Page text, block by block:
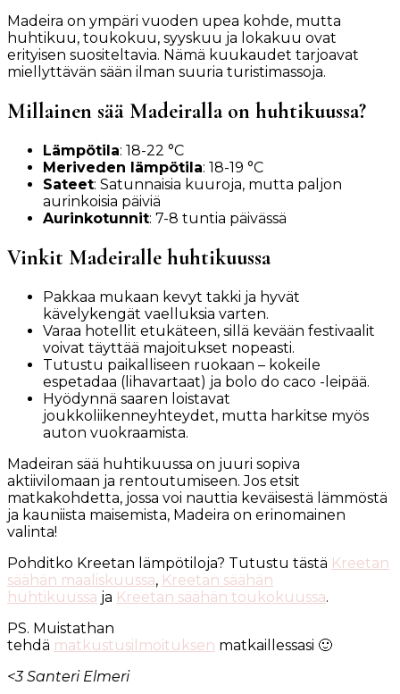
Madeira on ympäri vuoden upea kohde, mutta
huhtikuu, toukokuu, syyskuu ja lokakuu ovat
erityisen suositeltavia. Nämä kuukaudet tarjoavat
miellyttävän sään ilman suuria turistimassoja.
Millainen sää Madeiralla on huhtikuussa?
Lämpötila: 18-22 °C
Meriveden lämpötila: 18-19 °C
Sateet: Satunnaisia kuuroja, mutta paljon
aurinkoisia päiviä
Aurinkotunnit: 7-8 tuntia päivässä
Vinkit Madeiralle huhtikuussa
Pakkaa mukaan kevyt takki ja hyvät
kävelykengät vaelluksia varten.
Varaa hotellit etukäteen, sillä kevään festivaalit
voivat täyttää majoitukset nopeasti.
Tutustu paikalliseen ruokaan – kokeile
espetadaa (lihavartaat) ja bolo do caco -leipää.
Hyödynnä saaren loistavat
joukkoliikenneyhteydet, mutta harkitse myös
auton vuokraamista.
Madeiran sää huhtikuussa on juuri sopiva
aktiivilomaan ja rentoutumiseen. Jos etsit
matkakohdetta, jossa voi nauttia keväisestä lämmöstä
ja kauniista maisemista, Madeira on erinomainen
valinta!
Pohditko Kreetan lämpötiloja? Tutustu tästä Kreetan
säähän maaliskuussa, Kreetan säähän
huhtikuussa ja Kreetan säähän toukokuussa.
PS. Muistathan
tehdä matkustusilmoituksen matkaillessasi 🙂
<3 Santeri Elmeri